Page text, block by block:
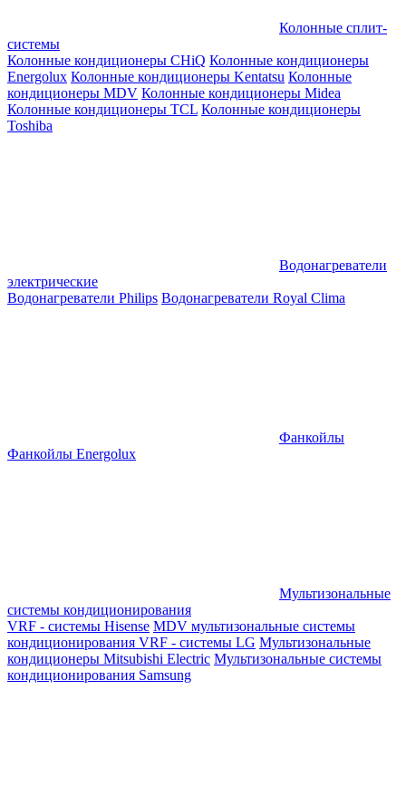
Колонные сплит-
системы
Колонные кондиционеры CHiQ Колонные кондиционеры
Energolux Колонные кондиционеры Kentatsu Колонные
кондиционеры MDV Колонные кондиционеры Midea
Колонные кондиционеры TCL Колонные кондиционеры
Toshiba
Водонагреватели
электрические
Водонагреватели Philips Водонагреватели Royal Clima
Фанкойлы
Фанкойлы Energolux
Мультизональные
системы кондиционирования
VRF - системы Hisense MDV мультизональные системы
кондиционирования VRF - системы LG Мультизональные
кондиционеры Mitsubishi Electric Мультизональные системы
кондиционирования Samsung